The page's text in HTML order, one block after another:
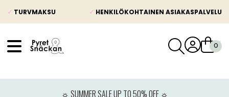
✓ TURVMAKSU ✓ HENKILÖKOHTAINEN ASIAKASPALVELU
☼ SUMMER SALE UP TO 50% OFF ☼